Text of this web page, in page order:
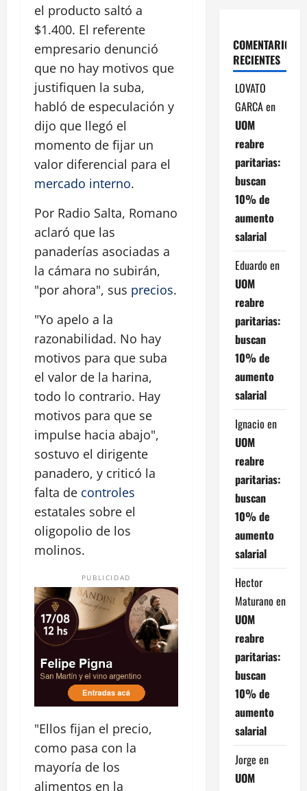
el producto saltó a
$1.400. El referente
empresario denunció
que no hay motivos que
justifiquen la suba,
habló de especulación y
dijo que llegó el
momento de fijar un
valor diferencial para el
mercado interno.
Por Radio Salta, Romano
aclaró que las
panaderías asociadas a
la cámara no subirán,
"por ahora", sus precios.
"Yo apelo a la
razonabilidad. No hay
motivos para que suba
el valor de la harina,
todo lo contrario. Hay
motivos para que se
impulse hacia abajo",
sostuvo el dirigente
panadero, y criticó la
falta de controles
estatales sobre el
oligopolio de los
molinos.
PUBLICIDAD
"Ellos fijan el precio,
como pasa con la
mayoría de los
alimentos en la
COMENTARIOS
RECIENTES
LOVATO
GARCAen
UOM
reabre
paritarias:
buscan
10% de
aumento
salarial
Eduardo en
UOM
reabre
paritarias:
buscan
10% de
aumento
salarial
Ignacio en
UOM
reabre
paritarias:
buscan
10% de
aumento
salarial
Hector
Maturano en
UOM
reabre
paritarias:
buscan
10% de
aumento
salarial
Jorge en
UOM